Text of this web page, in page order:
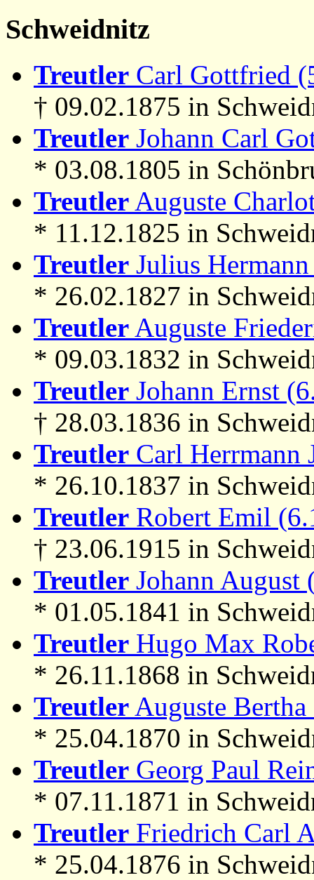
Schweidnitz
Treutler Carl Gottfried
† 09.02.1875 in
Treutler Johann Carl
* 03.08.1805 in
Treutler Auguste
* 11.12.1825 in
Treutler Julius
* 26.02.1827 in
Treutler Auguste
* 09.03.1832 in
Treutler Johann Ernst
† 28.03.1836 in
Treutler Carl Herrmann
* 26.10.1837 in
Treutler Robert Emil
† 23.06.1915 in
Treutler Johann August
* 01.05.1841 in
Treutler Hugo Max
* 26.11.1868 in
Treutler Auguste
* 25.04.1870 in
Treutler Georg Paul
* 07.11.1871 in
Treutler Friedrich Carl
* 25.04.1876 in